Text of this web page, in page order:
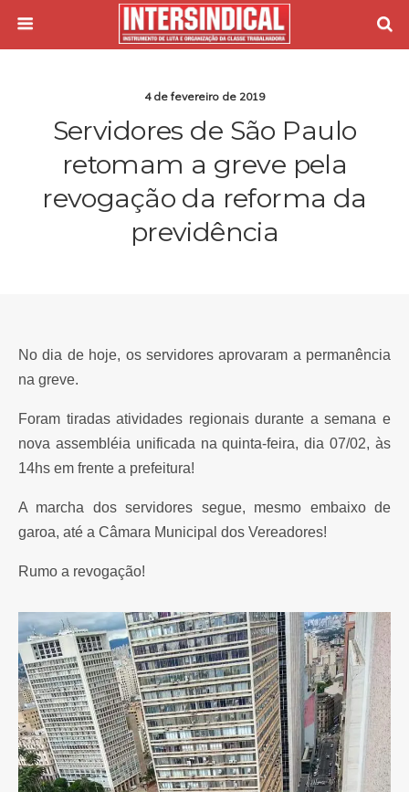
4 de fevereiro de 2019
Servidores de São Paulo
retomam a greve pela
revogação da reforma da
previdência
No dia de hoje, os servidores aprovaram a permanência
na greve.
Foram tiradas atividades regionais durante a semana e
nova assembléia unificada na quinta-feira, dia 07/02, às
14hs em frente a prefeitura!
A marcha dos servidores segue, mesmo embaixo de
garoa, até a Câmara Municipal dos Vereadores!
Rumo a revogação!